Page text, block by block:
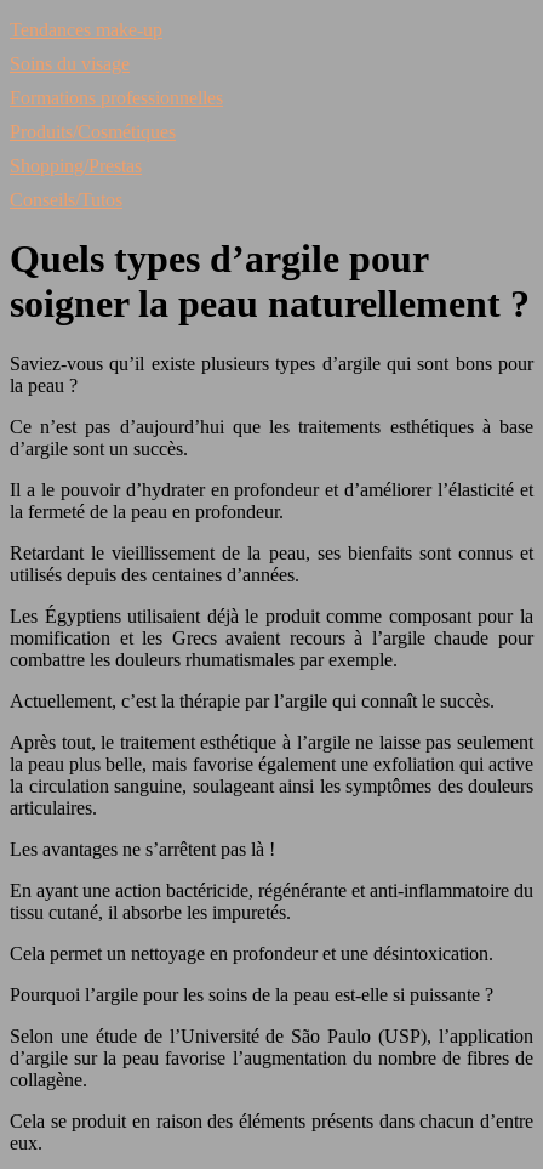
Tendances make-up
Soins du visage
Formations professionnelles
Produits/Cosmétiques
Shopping/Prestas
Conseils/Tutos
Quels types d’argile pour
soigner la peau naturellement ?
Saviez-vous qu’il existe plusieurs types d’argile qui sont bons pour
la peau ?
Ce n’est pas d’aujourd’hui que les traitements esthétiques à base
d’argile sont un succès.
Il a le pouvoir d’hydrater en profondeur et d’améliorer l’élasticité et
la fermeté de la peau en profondeur.
Retardant le vieillissement de la peau, ses bienfaits sont connus et
utilisés depuis des centaines d’années.
Les Égyptiens utilisaient déjà le produit comme composant pour la
momification et les Grecs avaient recours à l’argile chaude pour
combattre les douleurs rhumatismales par exemple.
Actuellement, c’est la thérapie par l’argile qui connaît le succès.
Après tout, le traitement esthétique à l’argile ne laisse pas seulement
la peau plus belle, mais favorise également une exfoliation qui active
la circulation sanguine, soulageant ainsi les symptômes des douleurs
articulaires.
Les avantages ne s’arrêtent pas là !
En ayant une action bactéricide, régénérante et anti-inflammatoire du
tissu cutané, il absorbe les impuretés.
Cela permet un nettoyage en profondeur et une désintoxication.
Pourquoi l’argile pour les soins de la peau est-elle si puissante ?
Selon une étude de l’Université de São Paulo (USP), l’application
d’argile sur la peau favorise l’augmentation du nombre de fibres de
collagène.
Cela se produit en raison des éléments présents dans chacun d’entre
eux.